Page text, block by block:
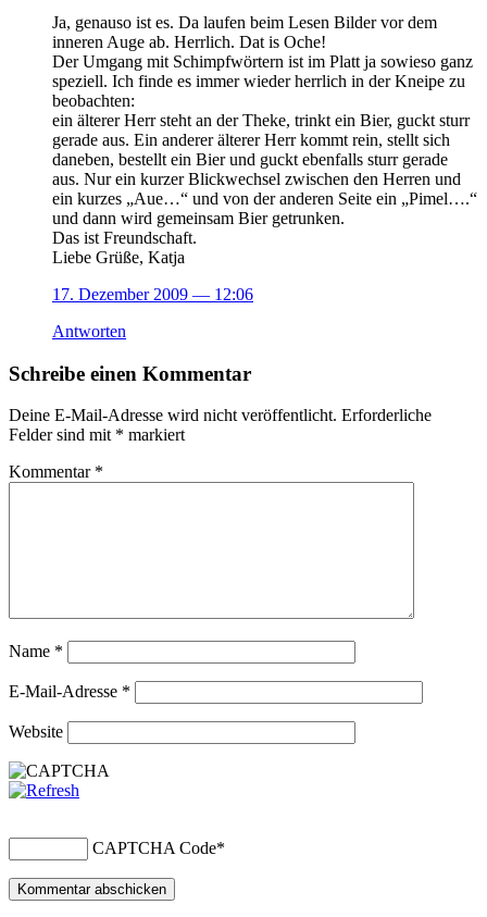
Ja, genauso ist es. Da laufen beim Lesen Bilder vor dem
inneren Auge ab. Herrlich. Dat is Oche!
Der Umgang mit Schimpfwörtern ist im Platt ja sowieso ganz
speziell. Ich finde es immer wieder herrlich in der Kneipe zu
beobachten:
ein älterer Herr steht an der Theke, trinkt ein Bier, guckt sturr
gerade aus. Ein anderer älterer Herr kommt rein, stellt sich
daneben, bestellt ein Bier und guckt ebenfalls sturr gerade
aus. Nur ein kurzer Blickwechsel zwischen den Herren und
ein kurzes „Aue…“ und von der anderen Seite ein „Pimel….“
und dann wird gemeinsam Bier getrunken.
Das ist Freundschaft.
Liebe Grüße, Katja
17. Dezember 2009 — 12:06
Antworten
Schreibe einen Kommentar
Deine E-Mail-Adresse wird nicht veröffentlicht. Erforderliche
Felder sind mit * markiert
Kommentar *
Name *
E-Mail-Adresse *
Website
CAPTCHA Code*